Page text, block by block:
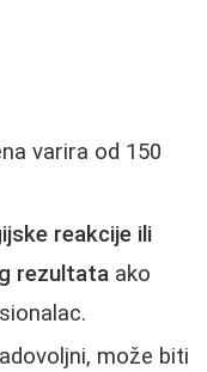
varira od 150
reakcije ili
rezultata ako
može biti